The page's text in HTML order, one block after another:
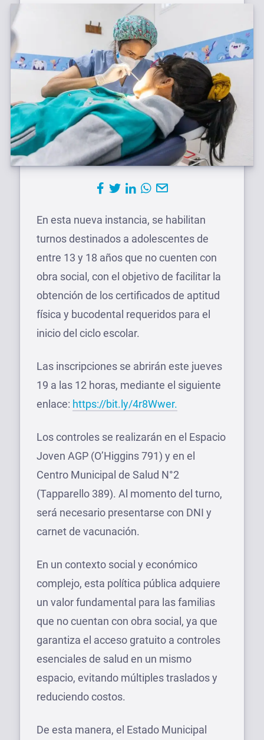
En esta nueva instancia, se habilitan
turnos destinados a adolescentes de
entre 13 y 18 años que no cuenten con
obra social, con el objetivo de facilitar la
obtención de los certificados de aptitud
física y bucodental requeridos para el
inicio del ciclo escolar.
Las inscripciones se abrirán este jueves
19 a las 12 horas, mediante el siguiente
enlace: https://bit.ly/4r8Wwer.
Los controles se realizarán en el Espacio
Joven AGP (O’Higgins 791) y en el
Centro Municipal de Salud N°2
(Tapparello 389). Al momento del turno,
será necesario presentarse con DNI y
carnet de vacunación.
En un contexto social y económico
complejo, esta política pública adquiere
un valor fundamental para las familias
que no cuentan con obra social, ya que
garantiza el acceso gratuito a controles
esenciales de salud en un mismo
espacio, evitando múltiples traslados y
reduciendo costos.
De esta manera, el Estado Municipal